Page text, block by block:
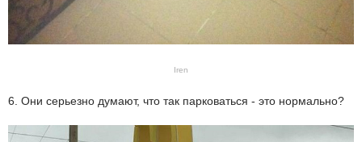
Iren
6. Они серьезно думают, что так парковаться - это нормально?